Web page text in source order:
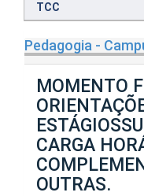
TCC
Pedagogia -
MOMENTO
CARGA
OUTRAS.